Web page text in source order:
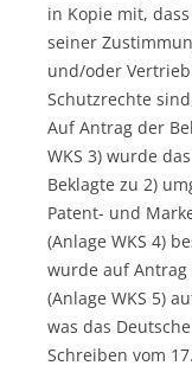
in Kopie mit,
seiner
und/oder
Schutzrechte
Auf Antrag der
WKS 3) wurde
Beklagte zu 2)
Patent- und
(Anlage WKS 4)
wurde auf Antrag
(Anlage WKS 5)
was das
Schreiben vom